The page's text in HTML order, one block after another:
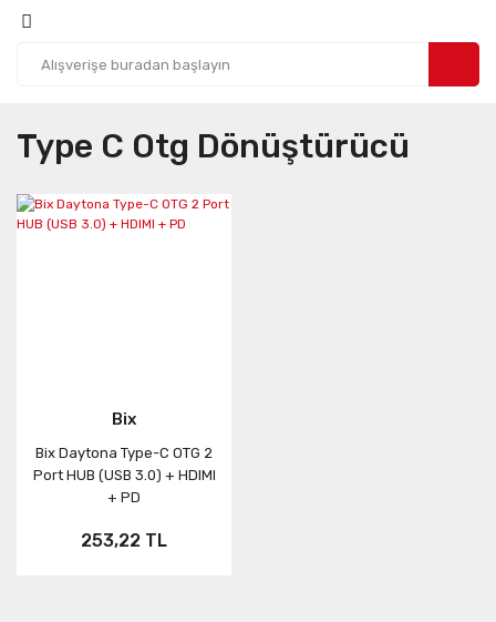
Type C Otg Dönüştürücü
Bix
Bix Daytona Type-C OTG 2
Port HUB (USB 3.0) + HDIMI
+ PD
253,22 TL